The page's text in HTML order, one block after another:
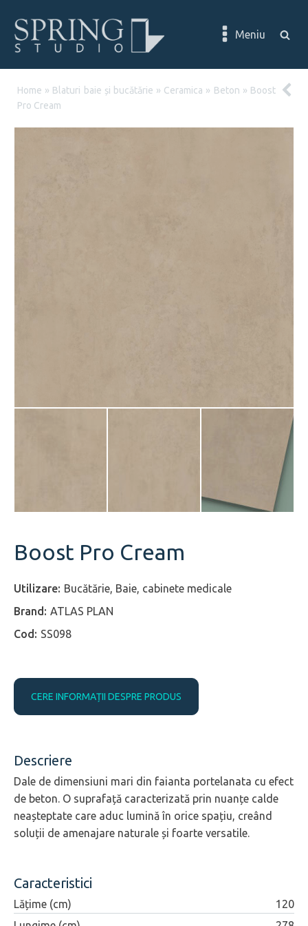
Meniu
Home » Blaturi baie și bucătărie » Ceramica » Beton » Boost
Pro Cream
Boost Pro Cream
Bucătărie, Baie, cabinete medicale
ATLAS PLAN
SS098
CERE INFORMAȚII DESPRE PRODUS
Descriere
Dale de dimensiuni mari din faianta portelanata cu efect
de beton. O suprafață caracterizată prin nuanțe calde
neașteptate care aduc lumină în orice spațiu, creând
soluții de amenajare naturale și foarte versatile.
Caracteristici
Lățime (cm)
120